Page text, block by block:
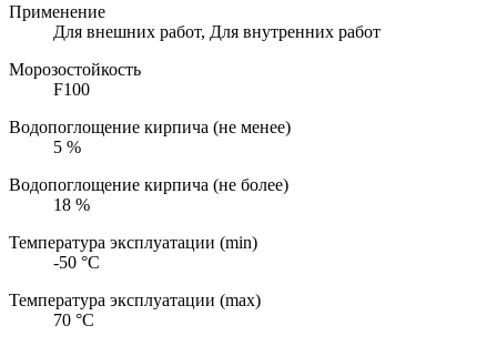
Применение
Для внешних работ, Для внутренних работ
Морозостойкость
F100
Водопоглощение кирпича (не менее)
5 %
Водопоглощение кирпича (не более)
18 %
Температура эксплуатации (min)
-50 °С
Температура эксплуатации (max)
70 °С